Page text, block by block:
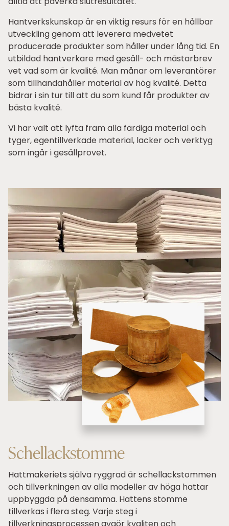
alltid att påverka slutresultatet.
Hantverkskunskap är en viktig resurs för en hållbar
utveckling genom att leverera medvetet
producerade produkter som håller under lång tid. En
utbildad hantverkare med gesäll- och mästarbrev
vet vad som är kvalité. Man månar om leverantörer
som tillhandahåller material av hög kvalité. Detta
bidrar i sin tur till att du som kund får produkter av
bästa kvalité.
Vi har valt att lyfta fram alla färdiga material och
tyger, egentillverkade material, lacker och verktyg
som ingår i gesällprovet.
Schellackstomme
Hattmakeriets själva ryggrad är schellackstommen
och tillverkningen av alla modeller av höga hattar
uppbyggda på densamma. Hattens stomme
tillverkas i flera steg. Varje steg i